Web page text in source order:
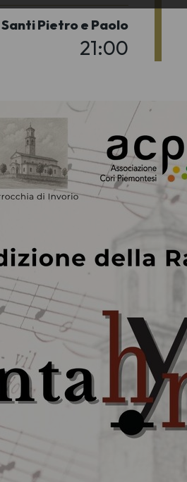
Pietro e Paolo
21:00